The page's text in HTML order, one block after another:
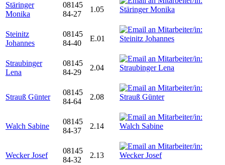
Stäringer
Monika
08145
84-27
1.05
Steinitz
Johannes
08145
84-40
E.01
Straubinger
Lena
08145
84-29
2.04
Strauß Günter
08145
84-64
2.08
Walch Sabine
08145
84-37
2.14
Wecker Josef
08145
84-32
2.13